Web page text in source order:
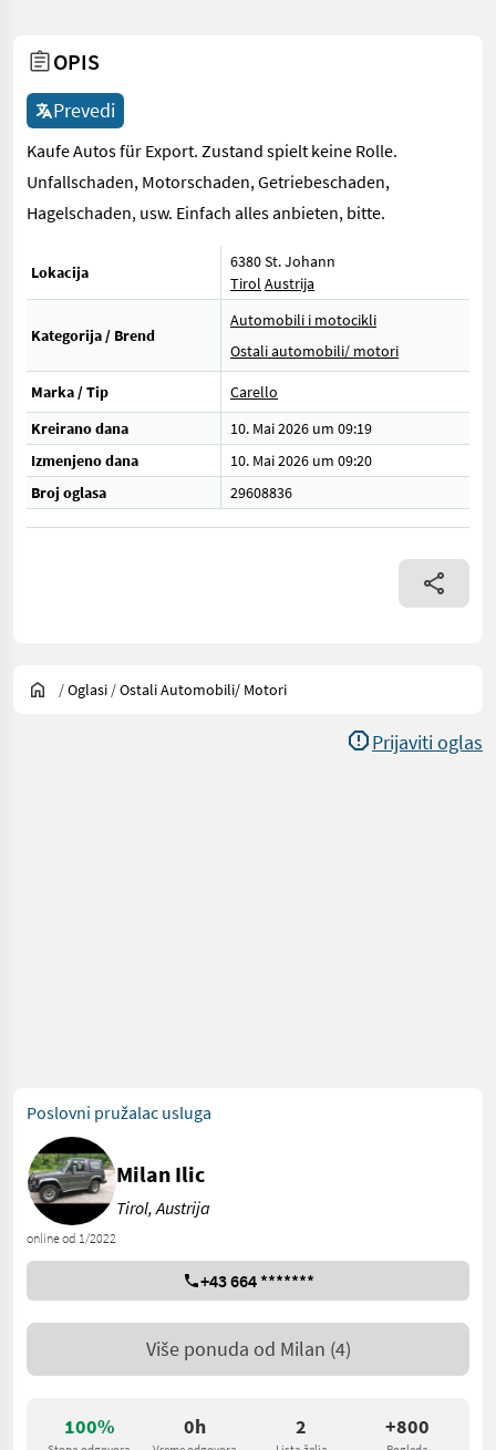
OPIS
Prevedi
Kaufe Autos für Export. Zustand spielt keine Rolle.
Unfallschaden, Motorschaden, Getriebeschaden,
Hagelschaden, usw. Einfach alles anbieten, bitte.
Lokacija
6380 St. Johann
Tirol Austrija
Kategorija / Brend
Automobili i motocikli
Ostali automobili/ motori
Marka / Tip
Carello
Kreirano dana
10. Mai 2026 um 09:19
Izmenjeno dana
10. Mai 2026 um 09:20
Broj oglasa
29608836
/Oglasi /Ostali Automobili/ Motori
Prijaviti oglas
100% 0h 2 +800
Poslovni pružalac usluga
online od 1/2022
Milan Ilic
Tirol, Austrija
+43 664 *******
Više ponuda od Milan (4)